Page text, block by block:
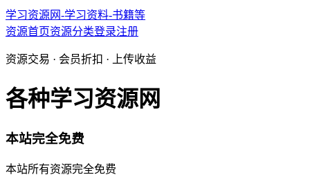
学习资源网-学习资料-书籍等
资源首页资源分类登录注册
资源交易 · 会员折扣 · 上传收益
各种学习资源网
本站完全免费
本站所有资源完全免费